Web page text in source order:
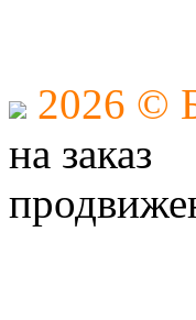
2026 ©
на заказ